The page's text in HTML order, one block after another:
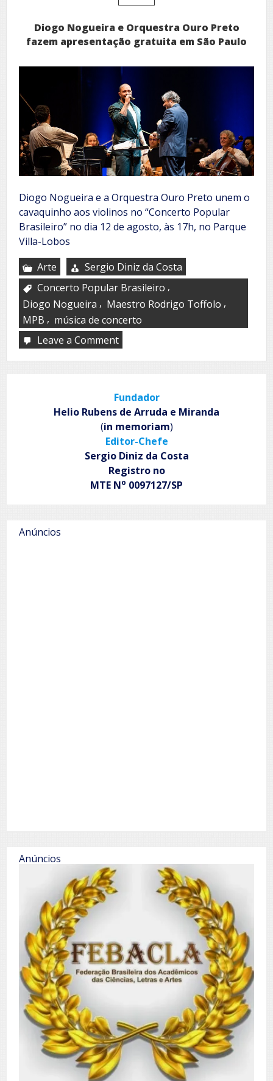
Diogo Nogueira e Orquestra Ouro Preto
fazem apresentação gratuita em São Paulo
Diogo Nogueira e a Orquestra Ouro Preto unem o
cavaquinho aos violinos no “Concerto Popular
Brasileiro” no dia 12 de agosto, às 17h, no Parque
Villa-Lobos
Arte
Sergio Diniz da Costa
Concerto Popular Brasileiro ,
Diogo Nogueira , Maestro Rodrigo Toffolo ,
MPB , música de concerto
Leave a Commenton
Nogueira
Ouro
Preto
fazem
apresentação
gratuita
em
São
Paulo
Fundador
Helio Rubens de Arruda e Miranda
(in memoriam)
Editor-Chefe
Sergio Diniz da Costa
Registro no
MTE No 0097127/SP
Anúncios
Anúncios